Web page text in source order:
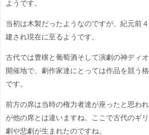
ようです。
当初は木製だったようなのですが、紀元前
建され現在に至るようです。
古代では豊穣と葡萄酒そして演劇の神ディ
開催地で、劇作家達にとっては作品を競う
です。
前方の席は当時の権力者達が座ったと思わ
が他の席とは違いますね。ここで古代のギ
劇や悲劇が生まれたのですね。